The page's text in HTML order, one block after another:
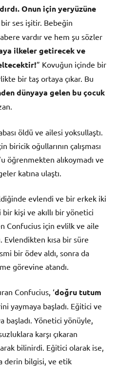
Onun için yeryüzüne
bir ses işitir. Bebeğin
vardır ve hem şu sözler
ilkeler getirecek ve
” Kovuğun içinde bir
bir taş ortaya çıkar. Bu
dünyaya gelen bu çocuk
öldü ve ailesi yoksullaştı.
oğullarının çalışması
öğrenmekten alıkoymadı ve
katına ulaştı.
evlendi ve bir erkek iki
kişi ve akıllı bir yönetici
Confucius için evlilk ve aile
Evlendikten kısa bir süre
bir ödev aldı, sonra da
görevine atandı.
Confucius, ‘doğru tutum
yaymaya başladı. Eğitici ve
başladı. Yönetici yönüyle,
karşı çıkaran
bilinirdi. Eğitici olarak ise,
derin bilgisi, ve etik